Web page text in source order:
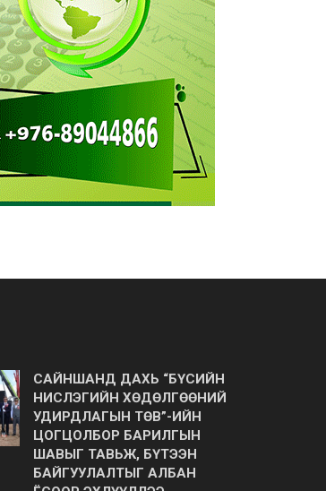
САЙНШАНД ДАХЬ “БҮСИЙН
НИСЛЭГИЙН ХӨДӨЛГӨӨНИЙ
УДИРДЛАГЫН ТӨВ”-ИЙН
ЦОГЦОЛБОР БАРИЛГЫН
ШАВЫГ ТАВЬЖ, БҮТЭЭН
БАЙГУУЛАЛТЫГ АЛБАН